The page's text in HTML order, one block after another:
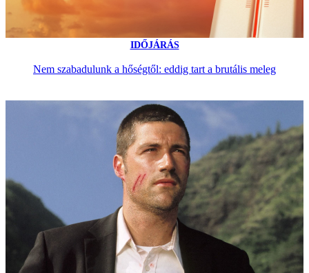
IDŐJÁRÁS
Nem szabadulunk a hőségtől: eddig tart a brutális meleg